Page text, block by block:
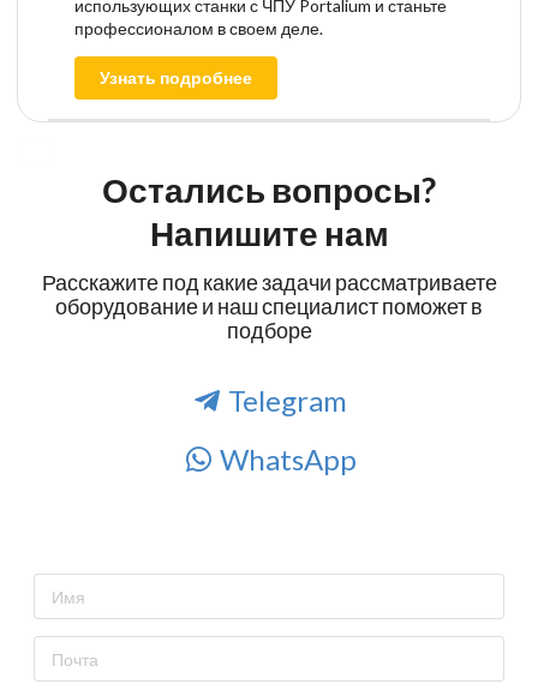
использующих станки с ЧПУ Portalium и станьте
профессионалом в своем деле.
Узнать подробнее
Остались вопросы?
Напишите нам
Расскажите под какие задачи рассматриваете
оборудование и наш специалист поможет в
подборе
Telegram
WhatsApp